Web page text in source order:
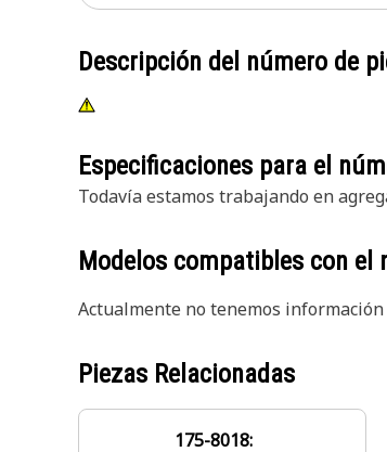
Descripción del número de
Especificaciones para el
Todavía estamos trabajando en
Modelos compatibles con el
Actualmente no tenemos
Piezas Relacionadas
175-8018: